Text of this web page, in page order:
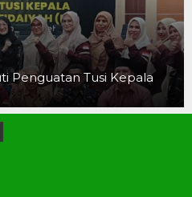
Penguatan Tusi Kepala